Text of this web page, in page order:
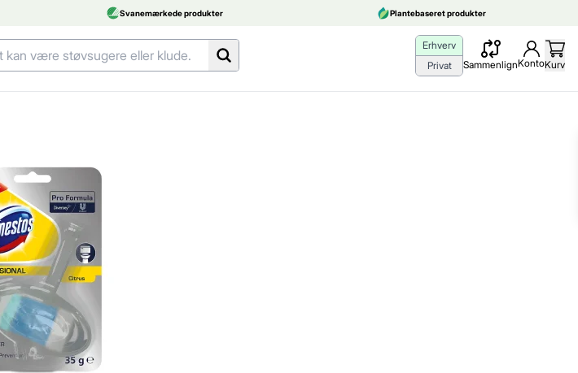
Svanemærkede produkter Plantebaseret produkter
Erhverv
Privat
SammenlignKontoKurv